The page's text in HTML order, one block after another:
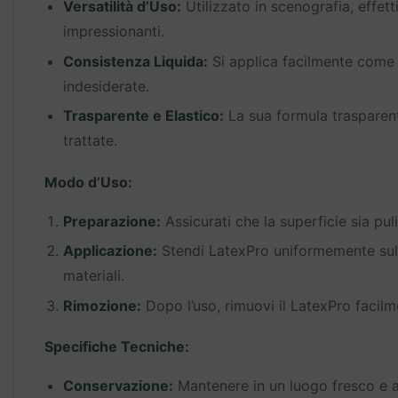
Versatilità d’Uso: Utilizzato in scenografia,
impressionanti.
Consistenza Liquida: Si applica facilmente
indesiderate.
Trasparente e Elastico: La sua formula
trattate.
Modo d’Uso:
Preparazione: Assicurati che la superficie sia
Applicazione: Stendi LatexPro uniformemente
materiali.
Rimozione: Dopo l’uso, rimuovi il LatexPro
Specifiche Tecniche:
Conservazione: Mantenere in un luogo fresco e